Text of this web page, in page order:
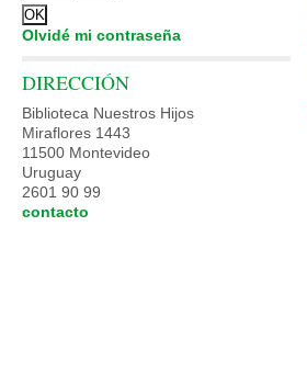
Olvidé mi contraseña
DIRECCIÓN
Biblioteca Nuestros Hijos
Miraflores 1443
11500 Montevideo
Uruguay
2601 90 99
contacto